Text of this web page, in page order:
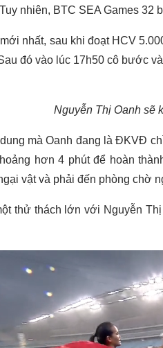
nhiên, BTC SEA Games
nhất, sau khi đoạt HCV
đó vào lúc 17h50 cô bước
Nguyễn Thị Oanh sẽ
mà Oanh đang là ĐKVĐ
hơn 4 phút để hoàn
vật và phải đến phòng chờ
thử thách lớn với Nguyễn